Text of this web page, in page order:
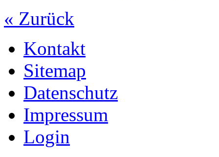
« Zurück
Kontakt
Sitemap
Datenschutz
Impressum
Login